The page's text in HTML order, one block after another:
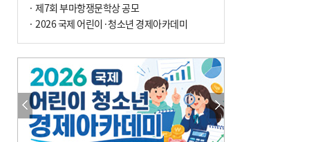
의료 다이제스트[전체보기]
환자경험평가 지역 1위·전국 2위 外
이유림의 한방 이야기[전체보기]
한방치료, 통증 관리의 새 해법
정영자 시민기자의 웰니스 [전체보기]
습한 여름…몸 깨우는 ‘순환 처방전’
자연·쉼에서 찾는 ‘웰니스 처방전’
· 제7회 부마항쟁문학상 공모
· 2026 국제 어린이·청소년 경제아카데미